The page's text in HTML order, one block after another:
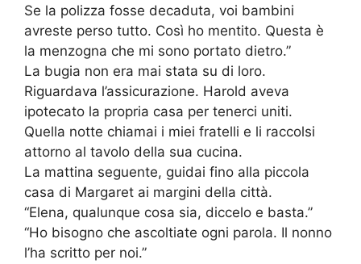
Se la polizza fosse decaduta, voi bambini
avreste perso tutto. Così ho mentito. Questa è
la menzogna che mi sono portato dietro.”
La bugia non era mai stata su di loro.
Riguardava l’assicurazione. Harold aveva
ipotecato la propria casa per tenerci uniti.
Quella notte chiamai i miei fratelli e li raccolsi
attorno al tavolo della sua cucina.
La mattina seguente, guidai fino alla piccola
casa di Margaret ai margini della città.
“Elena, qualunque cosa sia, diccelo e basta.”
“Ho bisogno che ascoltiate ogni parola. Il nonno
l’ha scritto per noi.”